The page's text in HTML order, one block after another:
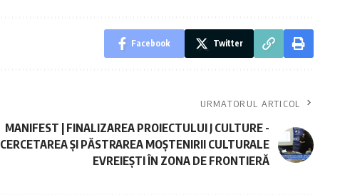
Facebook Twitter
URMATORUL ARTICOL
MANIFEST | FINALIZAREA PROIECTULUI J CULTURE -
CERCETAREA ȘI PĂSTRAREA MOȘTENIRII CULTURALE
EVREIEȘTI ÎN ZONA DE FRONTIERĂ